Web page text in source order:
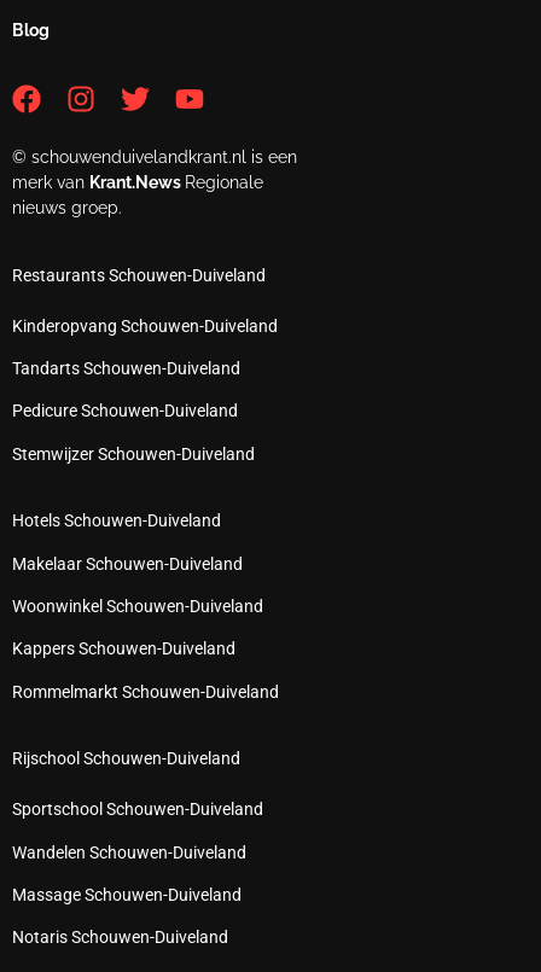
Blog
© schouwenduivelandkrant.nl is een
merk van Krant.News Regionale
nieuws groep.
Restaurants Schouwen-Duiveland
Kinderopvang Schouwen-Duiveland
Tandarts Schouwen-Duiveland
Pedicure Schouwen-Duiveland
Stemwijzer Schouwen-Duiveland
Hotels Schouwen-Duiveland
Makelaar Schouwen-Duiveland
Woonwinkel Schouwen-Duiveland
Kappers Schouwen-Duiveland
Rommelmarkt Schouwen-Duiveland
Rijschool Schouwen-Duiveland
Sportschool Schouwen-Duiveland
Wandelen Schouwen-Duiveland
Massage Schouwen-Duiveland
Notaris Schouwen-Duiveland